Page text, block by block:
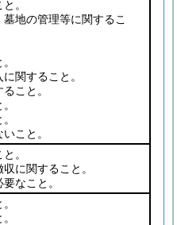
。
地の管理等に関するこ
関すること。
こと。
こと。
。
に関すること。
なこと。